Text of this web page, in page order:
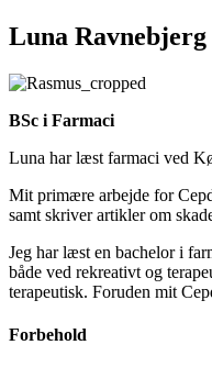
Luna Ravnebjerg
BSc i Farmaci
Luna har læst farmaci ved
Mit primære arbejde for
samt skriver artikler om
Jeg har læst en bachelor i
både ved rekreativt og
terapeutisk. Foruden mit
Forbehold